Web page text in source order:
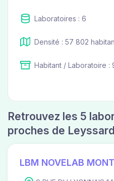
Laboratoires : 6
Densité : 57 802
Habitant / Laboratoire :
Retrouvez les 5
proches de Leyssard
LBM NOVELAB